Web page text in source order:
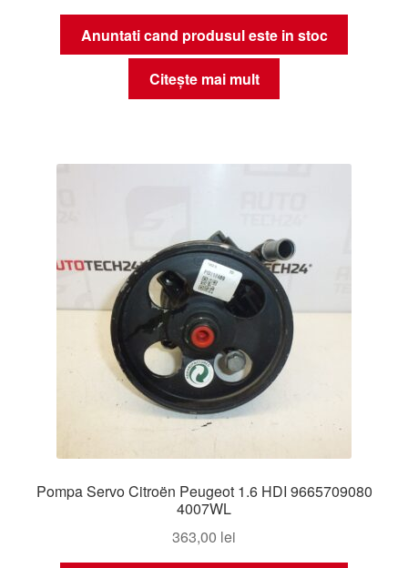
Anuntati cand produsul este in stoc
Citește mai mult
Pompa Servo Citroën Peugeot 1.6 HDI 9665709080
4007WL
363,00 lei